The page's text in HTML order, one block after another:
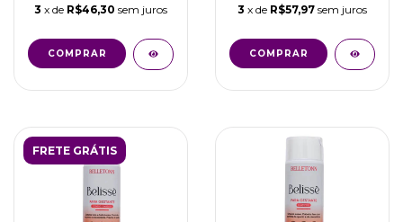
3 x de R$46,30 sem juros 3 x de R$57,97 sem juros
FRETE GRÁTIS